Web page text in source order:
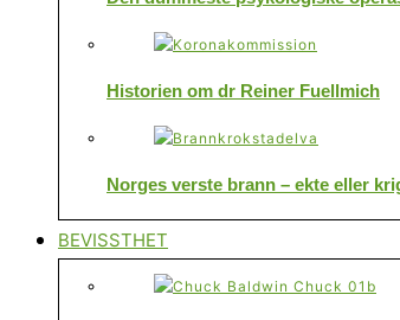
Historien om dr Reiner Fuellmich
Norges verste brann – ekte eller
BEVISSTHET